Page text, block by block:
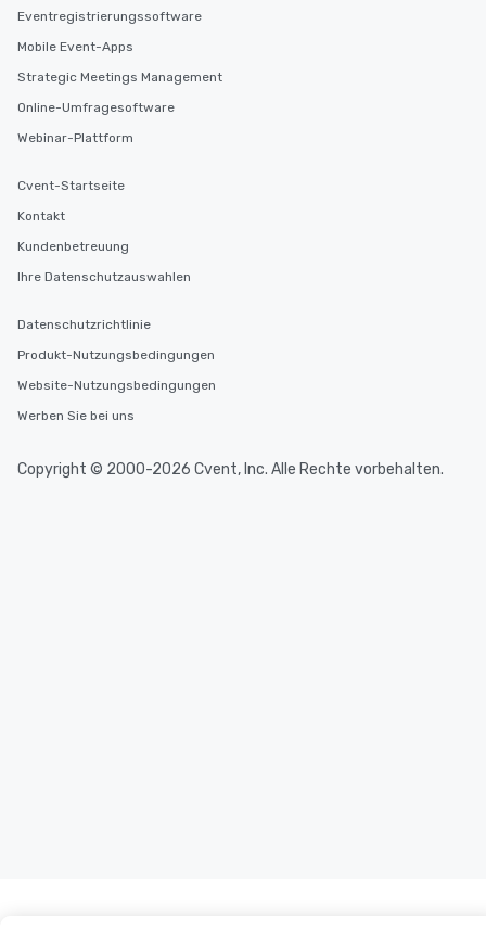
Eventregistrierungssoftware
Mobile Event-Apps
Strategic Meetings Management
Online-Umfragesoftware
Webinar-Plattform
Cvent-Startseite
Kontakt
Kundenbetreuung
Ihre Datenschutzauswahlen
Datenschutzrichtlinie
Produkt-Nutzungsbedingungen
Website-Nutzungsbedingungen
Werben Sie bei uns
Copyright © 2000-2026 Cvent, Inc. Alle Rechte vorbehalten.